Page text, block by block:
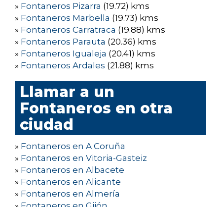
» Fontaneros Pizarra (19.72) kms
» Fontaneros Marbella (19.73) kms
» Fontaneros Carratraca (19.88) kms
» Fontaneros Parauta (20.36) kms
» Fontaneros Igualeja (20.41) kms
» Fontaneros Ardales (21.88) kms
Llamar a un
Fontaneros en otra
ciudad
» Fontaneros en A Coruña
» Fontaneros en Vitoria-Gasteiz
» Fontaneros en Albacete
» Fontaneros en Alicante
» Fontaneros en Almería